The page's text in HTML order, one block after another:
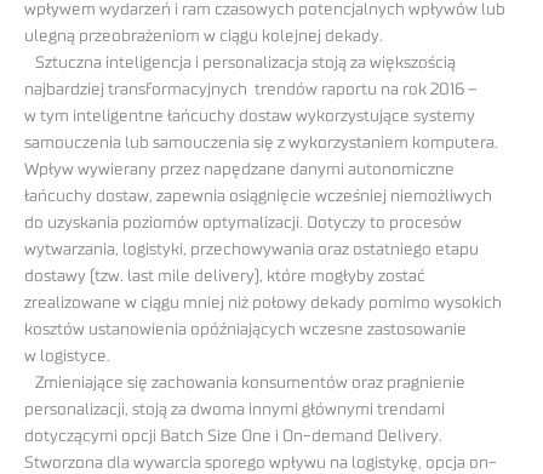
wpływem wydarzeń i ram czasowych potencjalnych wpływów lub
ulegną przeobrażeniom w ciągu kolejnej dekady.
Sztuczna inteligencja i personalizacja stoją za większością
najbardziej transformacyjnych trendów raportu na rok 2016 –
w tym inteligentne łańcuchy dostaw wykorzystujące systemy
samouczenia lub samouczenia się z wykorzystaniem komputera.
Wpływ wywierany przez napędzane danymi autonomiczne
łańcuchy dostaw, zapewnia osiągnięcie wcześniej niemożliwych
do uzyskania poziomów optymalizacji. Dotyczy to procesów
wytwarzania, logistyki, przechowywania oraz ostatniego etapu
dostawy (tzw. last mile delivery), które mogłyby zostać
zrealizowane w ciągu mniej niż połowy dekady pomimo wysokich
kosztów ustanowienia opóźniających wczesne zastosowanie
w logistyce.
Zmieniające się zachowania konsumentów oraz pragnienie
personalizacji, stoją za dwoma innymi głównymi trendami
dotyczącymi opcji Batch Size One i On-demand Delivery.
Stworzona dla wywarcia sporego wpływu na logistykę, opcja on-